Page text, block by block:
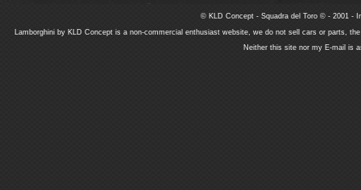
© KLD Concept - Squadra del Toro © - 2001 -
Lamborghini by KLD Concept is a non-commercial enthusiast website, we do not sell cars or parts,
Neither this site nor my E-mail is